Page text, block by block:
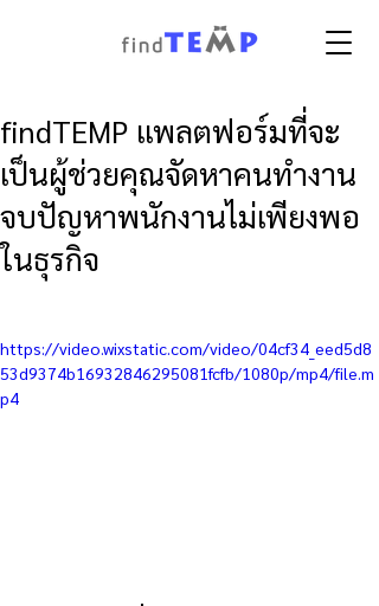
findTEMP แพลตฟอร์มที่จะ
เป็นผู้ช่วยคุณจัดหาคนทำงาน
จบปัญหาพนักงานไม่เพียงพอ
ในธุรกิจ
https://video.wixstatic.com/video/04cf34_eed5d8
53d9374b16932846295081fcfb/1080p/mp4/file.m
p4